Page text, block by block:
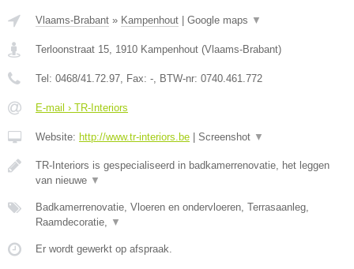
Vlaams-Brabant » Kampenhout | Google maps ▼
Terloonstraat 15 1910 Kampenhout (Vlaams-Brabant)
Tel: 0468/41.72.97 , Fax: - , BTW-nr: 0740.461.772
E-mail › TR-Interiors
Website: http://www.tr-interiors.be | Screenshot ▼
TR-Interiors is gespecialiseerd in badkamerrenovatie, het leggen
van nieuwe ▼
Badkamerrenovatie, Vloeren en ondervloeren, Terrasaanleg,
Raamdecoratie,
▼
Er wordt gewerkt op afspraak.